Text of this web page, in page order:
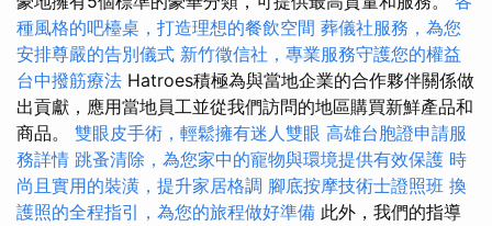
種風格的吧檯桌，打造理想的餐飲空間 葬儀社服務，為您
安排尊嚴的告別儀式 新竹徵信社，專業服務守護您的權益
台中撥筋療法 Hatroes積極為與當地企業的合作夥伴關係做
出貢獻，應用當地員工並從我們訪問的地區購買新鮮產品和
商品。 雙眼皮手術，輕鬆擁有迷人雙眼 高雄台胞證申請服
務詳情 跳蚤清除，為您家中的寵物與環境提供有效保護 時
尚且實用的裝潢，提升家居格調 腳底按摩技術士證照班 換
護照的全程指引，為您的旅程做好準備 此外，我們的指導